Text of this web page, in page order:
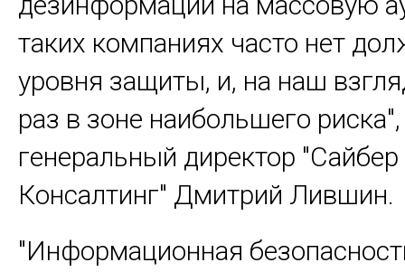
таких компаниях часто нет
уровня защиты, и, на наш
раз в зоне наибольшего
генеральный директор
Консалтинг" Дмитрий Лившин.
"Информационная